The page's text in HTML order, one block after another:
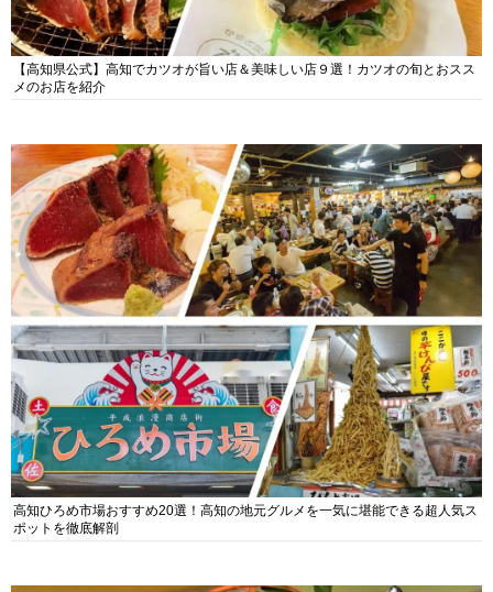
【高知県公式】高知でカツオが旨い店＆美味しい店９選！カツオの旬とおスス
メのお店を紹介
高知ひろめ市場おすすめ20選！高知の地元グルメを一気に堪能できる超人気ス
ポットを徹底解剖